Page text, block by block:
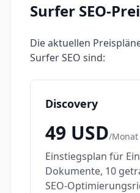
Surfer SEO-
Die aktuellen
Surfer SEO sind:
Discovery
49 USD/Monat
Einstiegsplan für
Dokumente, 10
SEO-